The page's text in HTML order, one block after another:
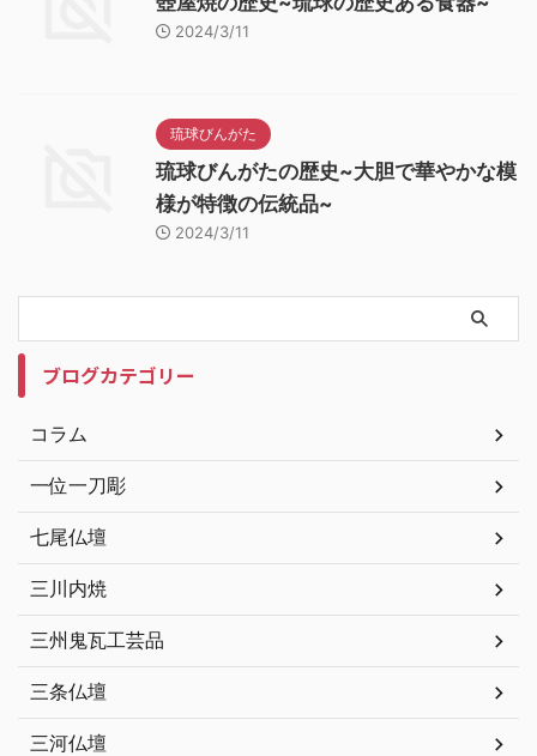
2024/3/11
琉球びんがた
琉球びんがたの歴史~大胆で華やかな模
様が特徴の伝統品~
2024/3/11
ブログカテゴリー
コラム
一位一刀彫
七尾仏壇
三川内焼
三州鬼瓦工芸品
三条仏壇
三河仏壇